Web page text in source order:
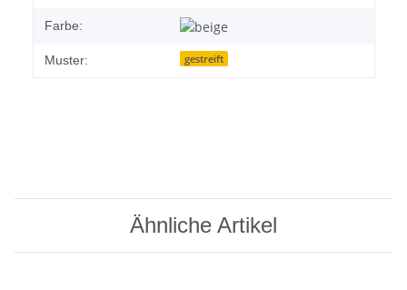
Farbe:
Muster: gestreift
Ähnliche Artikel